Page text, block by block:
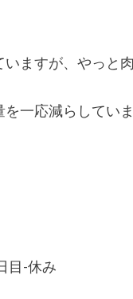
ますが、やっと
一応減らしていま
目-休み